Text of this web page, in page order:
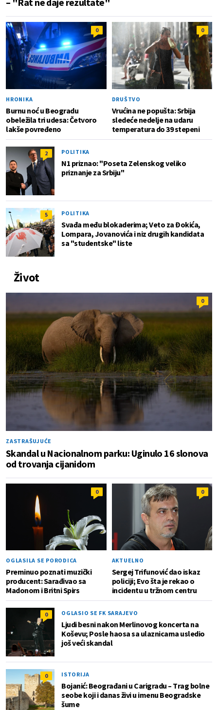
0
HRONIKA
Burnu noć u Beogradu
obeležila tri udesa: Četvoro
lakše povređeno
0
DRUŠTVO
Vrućina ne popušta: Srbija
sledeće nedelje na udaru
temperatura do 39 stepeni
2 POLITIKA
N1 priznao: "Poseta Zelenskog veliko
priznanje za Srbiju"
5 POLITIKA
Svađa među blokaderima; Veto za Đokića,
Lompara, Jovanovića i niz drugih kandidata
sa "studentske" liste
Život
0
ZASTRAŠUJUĆE
Skandal u Nacionalnom parku: Uginulo 16 slonova
od trovanja cijanidom
0
OGLASILA SE PORODICA
Preminuo poznati muzički
producent: Sarađivao sa
Madonom i Britni Spirs
0
AKTUELNO
Sergej Trifunović dao iskaz
policiji; Evo šta je rekao o
incidentu u tržnom centru
0 OGLASIO SE FK SARAJEVO
Ljudi besni nakon Merlinovog koncerta na
Koševu; Posle haosa sa ulaznicama usledio
još veći skandal
0 ISTORIJA
Bojanić: Beograđani u Carigradu – Тrag bolne
seobe koji i danas živi u imenu Beogradske
šume